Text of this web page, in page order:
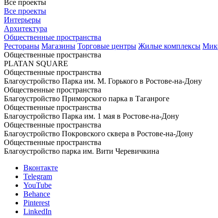
Все проекты
Все проекты
Интерьеры
Архитектура
Общественные пространства
Рестораны Магазины Торговые центры Жилые комплексы
Общественные пространства
PLATAN SQUARE
Общественные пространства
Благоустройство Парка им. М. Горького в Ростове-на-Дону
Общественные пространства
Благоустройство Приморского парка в Таганроге
Общественные пространства
Благоустройство Парка им. 1 мая в Ростове-на-Дону
Общественные пространства
Благоустройство Покровского сквера в Ростове-на-Дону
Общественные пространства
Благоустройство парка им. Вити Черевичкина
Вконтакте
Telegram
YouTube
Behance
Pinterest
LinkedIn